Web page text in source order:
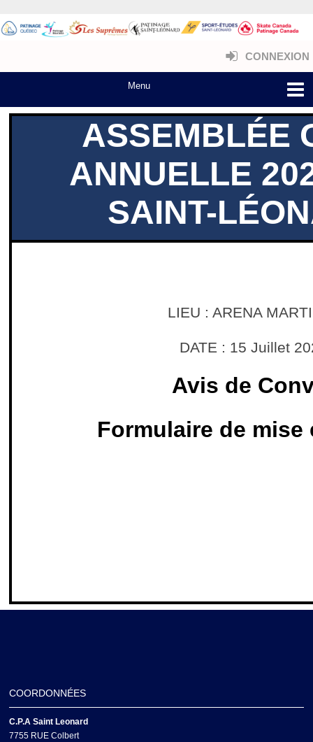
CONNEXION
ASSEMBLÉE
ANNUELLE
SAINT-
LIEU : ARENA
DATE : 15 Juillet
Avis de
Formulaire de
COORDONNÉES
C.P.A Saint Leonard
7755 RUE Colbert